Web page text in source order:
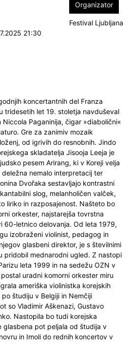
21:30
Organizator
Festival Ljubljana
koncertantnih del Franza
tridesetih let 19. stoletja navduševal
Paganinija, čigar »diabolični«
Gre za zanimiv mozaik
od igrivih do resnobnih. Jindo
skladatelja Jisooja Leeja je
pesem Arirang, ki v Koreji velja
nemalo interpretacij ter
Dvořaka sestavljajo kontrastni
slog, melanholičen valček,
liriko in razposajenost. Našteto bo
orkester, najstarejša tovrstna
60-letnico delovanja. Od leta 1979,
izobraženi violinist, pedagog in
glasbeni direktor, je s številnimi
pridobil mednarodni ugled. Z nastopi
leta 1999 in na sedežu OZN v
uradni komorni orkester miru
ameriška violinistka korejskih
po študiju v Belgiji in Nemčiji
so Vladimir Aškenazi, Gustavo
Nastopila bo tudi korejska
glasbena pot peljala od študija v
in Imoli do rednih koncertov v